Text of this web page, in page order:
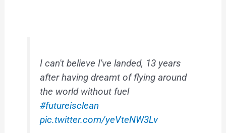
I can't believe I've landed, 13 years
after having dreamt of flying around
the world without fuel
#futureisclean
pic.twitter.com/yeVteNW3Lv